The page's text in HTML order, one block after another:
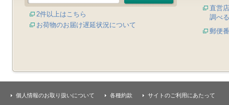
2件以上はこちら
お荷物のお届け遅延状況について
直営
調べる
郵便
個人情報のお取り扱いについて 各種約款 サイトのご利用にあたって